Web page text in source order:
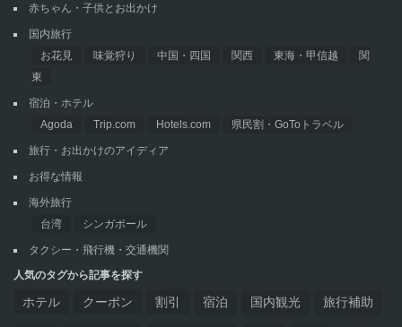
赤ちゃん・子供とお出かけ
国内旅行
お花見
味覚狩り 中国・四国 関西 東海・甲信越
関
東
宿泊・ホテル
Agoda
Trip.com Hotels.com 県民割・GoToトラベル
旅行・お出かけのアイディア
お得な情報
海外旅行
台湾
シンガポール
タクシー・飛行機・交通機関
人気のタグから記事を探す
ホテル クーポン 割引 宿泊 国内観光 旅行補助